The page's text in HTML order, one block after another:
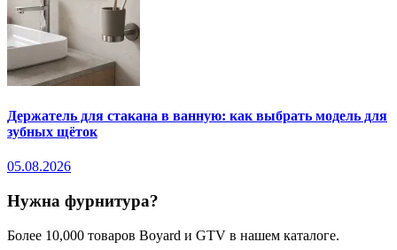
Держатель для стакана в ванную: как выбрать модель для
зубных щёток
05.08.2026
Нужна фурнитура?
Более 10,000 товаров Boyard и GTV в нашем каталоге.